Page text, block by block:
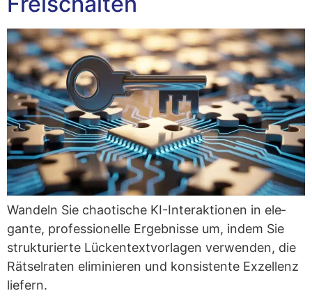
Wan­deln Sie chao­ti­sche KI-Inter­ak­tio­nen in ele­
gan­te, pro­fes­sio­nel­le Ergeb­nis­se um, indem Sie
struk­tu­rier­te Lücken­text­vor­la­gen ver­wen­den, die
Rät­sel­ra­ten eli­mi­nie­ren und kon­sis­ten­te Exzel­lenz
liefern.